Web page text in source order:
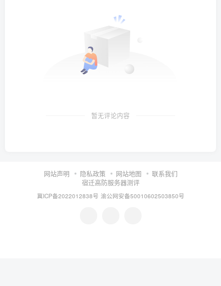
暂无评论内容
网站声明 隐私政策 网站地图
联系我们
宿迁高防服务器测评
冀ICP备2022012838号 渝公网安备50010602503850号